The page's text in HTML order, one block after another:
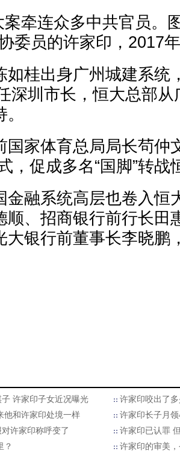
如桂出身广州城建系统
深圳市长，恒大总部
国家体育总局局长茍仲
，促成多名“国脚”转
金融系统高层也卷入恒
顺、招商银行前行长田
大银行前董事长李晓鹏
许家印子女近况曝光
许家印咬出了
他和许家印处境一样
许家印长子月
许家印称呼变了
许家印已认罪
？
许家印的审美